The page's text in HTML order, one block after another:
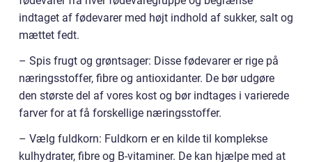
indtaget af fødevarer med højt indhold af sukker, salt og
mættet fedt.
– Spis frugt og grøntsager: Disse fødevarer er rige på
næringsstoffer, fibre og antioxidanter. De bør udgøre
den største del af vores kost og bør indtages i varierede
farver for at få forskellige næringsstoffer.
– Vælg fuldkorn: Fuldkorn er en kilde til komplekse
kulhydrater, fibre og B-vitaminer. De kan hjælpe med at